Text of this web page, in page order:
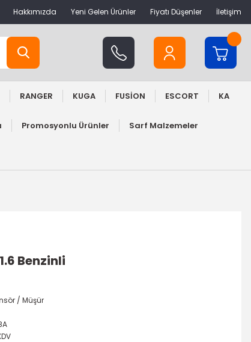
Hakkımızda Yeni Gelen Ürünler Fiyatı Düşenler İletişim
RANGER KUGA FUSİON ESCORT KA
Promosyonlu Ürünler Sarf Malzemeler
Benzinli
/ Müşür